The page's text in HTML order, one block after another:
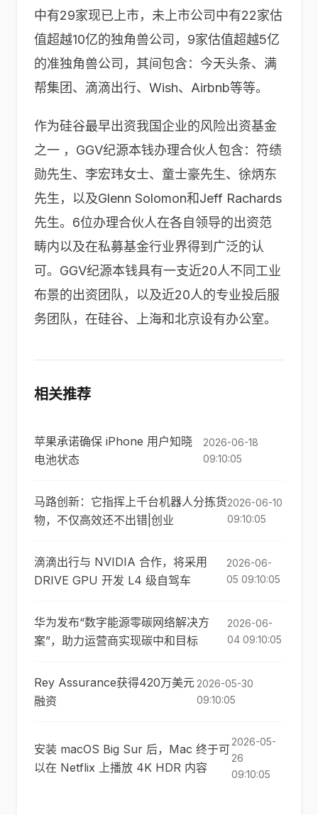
中有29家现已上市，未上市公司中有22家估
值超越10亿的独角兽公司，9家估值超越5亿
的准独角兽公司，其间包含：今天头条、满
帮集团、滴滴出行、Wish、Airbnb等等。
作为硅谷最早出资我国企业的风险出资基金
之一 ，GGV纪源本钱办理合伙人包含：符绩
勋先生、李宏玮女士、童士豪先生、徐炳东
先生，以及Glenn Solomon和Jeff Rachards
先生。6位办理合伙人在各自领导的出资范
畴内以及在私募基金行业界得到广泛的认
可。GGV纪源本钱具有一支近20人不同工业
布景的出资团队，以及近20人的专业投后服
务团队，在硅谷、上海和北京设有办公室。
相关推荐
苹果承诺确保 iPhone 用户知晓
电池状态
2026-06-18
09:10:05
马路创新：它指挥上千台机器人分拣货
物，不仅高效还不出错|创业
2026-06-10
09:10:05
滴滴出行与 NVIDIA 合作，将采用
DRIVE GPU 开发 L4 级自驾车
2026-06-
05 09:10:05
华为发布“数字能源零碳网络解决方
案”，助力运营商实现碳中和目标
2026-06-
04 09:10:05
Rey Assurance获得420万美元
融资
2026-05-30
09:10:05
安装 macOS Big Sur 后，Mac 终于可
以在 Netflix 上播放 4K HDR 内容
2026-05-
26
09:10:05